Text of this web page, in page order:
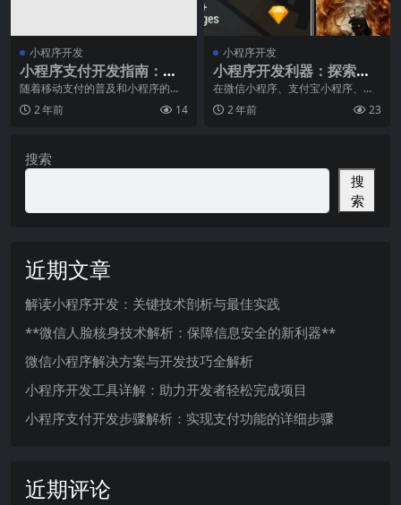
小程序开发
小程序支付开发指南：快
速集成支付功能
随着移动支付的普及和小程序的快
速发展，越来越多的商家开始将支
付功能集成到自己的小
2 年前 14
小程序开发
小程序开发利器：探索最
佳实践和常用组件库
在微信小程序、支付宝小程序、百
度智能小程序等各大平台小程序风
靡的时代，开发者们都
2 年前 23
搜索
搜
索
近期文章
解读小程序开发：关键技术剖析与最佳实践
**微信人脸核身技术解析：保障信息安全的新利器**
微信小程序解决方案与开发技巧全解析
小程序开发工具详解：助力开发者轻松完成项目
小程序支付开发步骤解析：实现支付功能的详细步骤
近期评论